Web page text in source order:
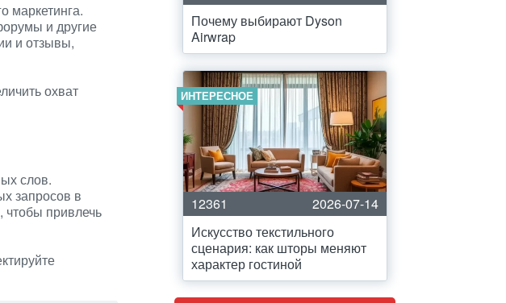
маркетинга.
и другие
и отзывы,
охват
слов.
запросов в
привлечь
Почему выбирают Dyson
Airwrap
ИНТЕРЕСНОЕ
12361
2026-07-14
Искусство текстильного
сценария: как шторы меняют
характер гостиной